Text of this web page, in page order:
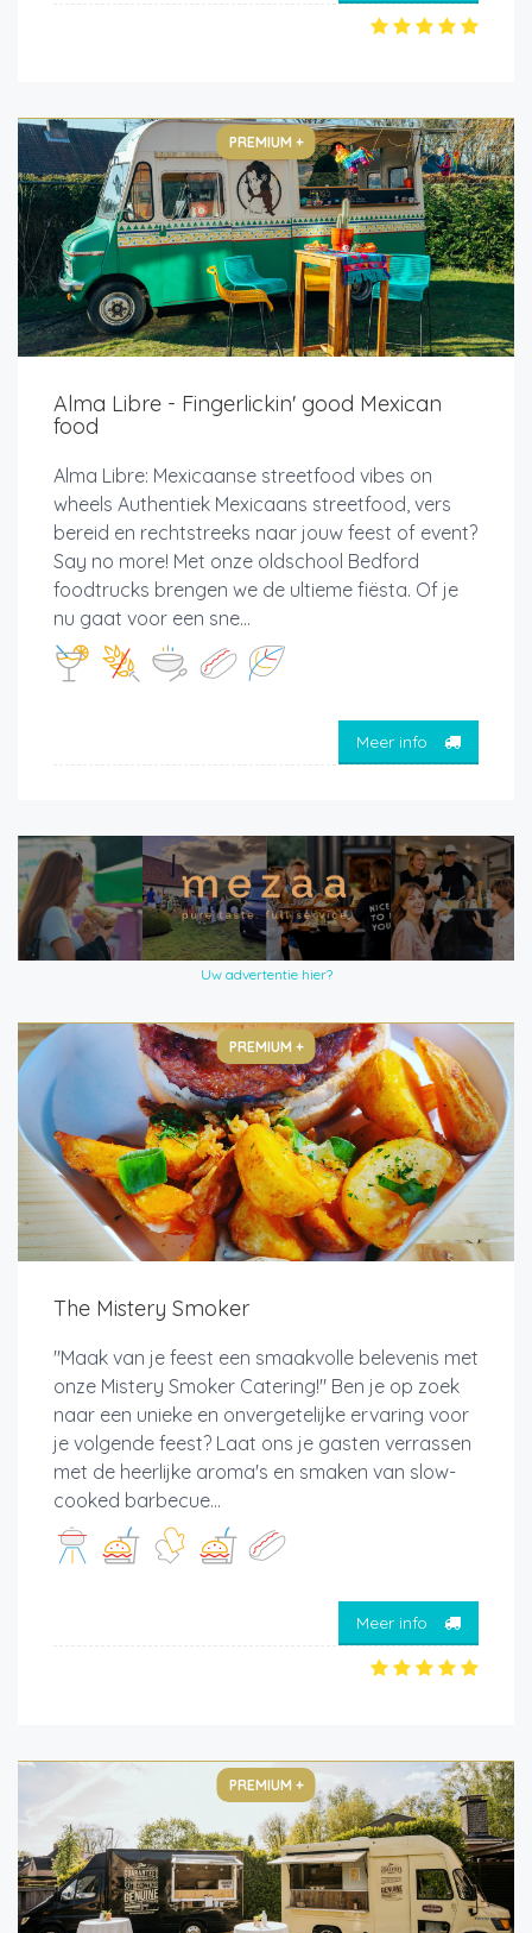
PREMIUM +
Alma Libre - Fingerlickin' good Mexican
food
Alma Libre: Mexicaanse streetfood vibes on
wheels Authentiek Mexicaans streetfood, vers
bereid en rechtstreeks naar jouw feest of event?
Say no more! Met onze oldschool Bedford
foodtrucks brengen we de ultieme fiësta. Of je
nu gaat voor een sne...
Meer info
Uw advertentie hier?
PREMIUM +
The Mistery Smoker
"Maak van je feest een smaakvolle belevenis met
onze Mistery Smoker Catering!" Ben je op zoek
naar een unieke en onvergetelijke ervaring voor
je volgende feest? Laat ons je gasten verrassen
met de heerlijke aroma's en smaken van slow-
cooked barbecue...
Meer info
PREMIUM +